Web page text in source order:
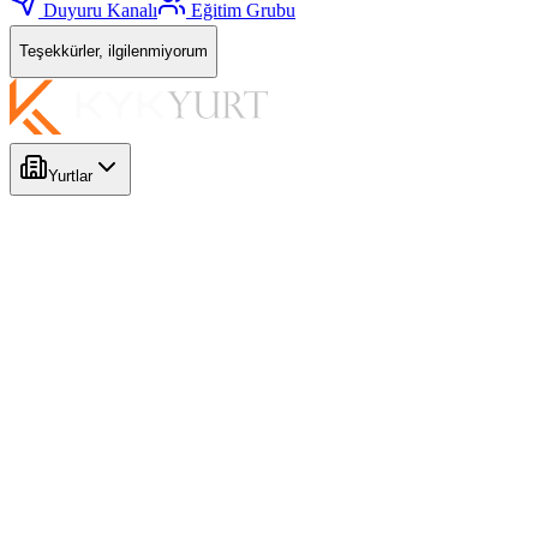
Duyuru Kanalı Eğitim Grubu
Teşekkürler, ilgilenmiyorum
Yurtlar